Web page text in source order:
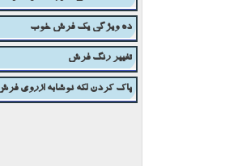
صنعت قالیبافی امروز کشور ایران
ده ویژگی یک فرش خوب
تغییر رنگ فرش